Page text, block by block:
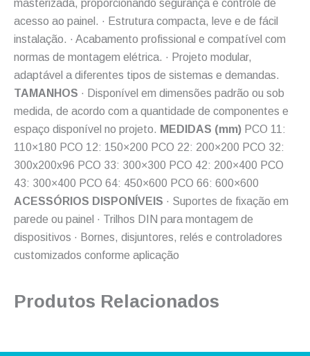
masterizada, proporcionando segurança e controle de
acesso ao painel. · Estrutura compacta, leve e de fácil
instalação. · Acabamento profissional e compatível com
normas de montagem elétrica. · Projeto modular,
adaptável a diferentes tipos de sistemas e demandas.
TAMANHOS · Disponível em dimensões padrão ou sob
medida, de acordo com a quantidade de componentes e
espaço disponível no projeto. MEDIDAS (mm) PCO 11:
110×180 PCO 12: 150×200 PCO 22: 200×200 PCO 32:
300x200x96 PCO 33: 300×300 PCO 42: 200×400 PCO
43: 300×400 PCO 64: 450×600 PCO 66: 600×600
ACESSÓRIOS DISPONÍVEIS · Suportes de fixação em
parede ou painel · Trilhos DIN para montagem de
dispositivos · Bornes, disjuntores, relés e controladores
customizados conforme aplicação
Produtos Relacionados